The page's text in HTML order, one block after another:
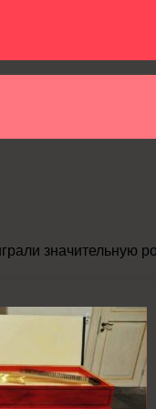
значительную